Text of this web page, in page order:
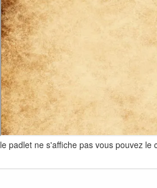
le padlet ne s'affiche pas vous pouvez le